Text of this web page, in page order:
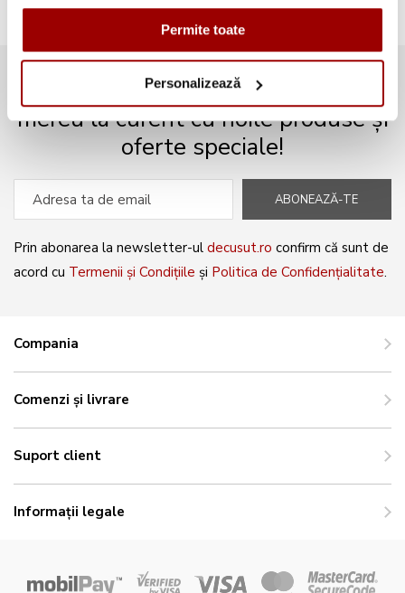
Permite toate
Personalizează
Abonează-te la newsletter și fii
mereu la curent cu noile produse și
oferte speciale!
ABONEAZĂ-TE
Prin abonarea la newsletter-ul decusut.ro confirm că sunt de
acord cu Termenii și Condițiile și Politica de Confidențialitate.
Compania
Comenzi și livrare
Suport client
Informații legale